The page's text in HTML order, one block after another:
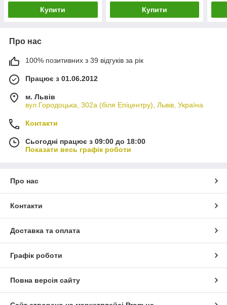
Купити Купити
Про нас
100% позитивних з 39 відгуків за рік
Працює з 01.06.2012
м. Львів
вул.Городоцька, 302а (біля Епіцентру), Львів, Україна
Контакти
Сьогодні працює з 09:00 до 18:00
Показати весь графік роботи
Про нас
Контакти
Доставка та оплата
Графік роботи
Повна версія сайту